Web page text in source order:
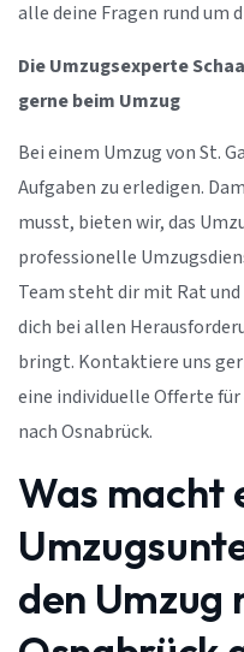
alle deine Fragen rund um
Die Umzugsexperte
gerne beim Umzug
Bei einem Umzug von St.
Aufgaben zu erledigen.
musst, bieten wir, das
professionelle
Team steht dir mit Rat
dich bei allen
bringt. Kontaktiere uns
eine individuelle Offerte
nach Osnabrück.
Was macht
den Umzug